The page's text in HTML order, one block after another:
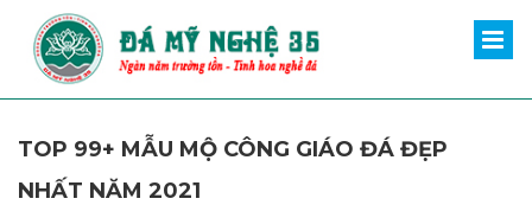
TOP 99+ MẪU MỘ CÔNG GIÁO ĐÁ ĐẸP
NHẤT NĂM 2021